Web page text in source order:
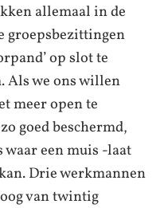
allemaal in de
groepsbezittingen
op slot te
Als we ons willen
meer open te
goed beschermd,
een muis -laat
Drie werkmannen
van twintig